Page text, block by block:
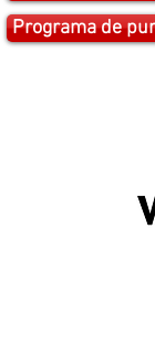
Programa de